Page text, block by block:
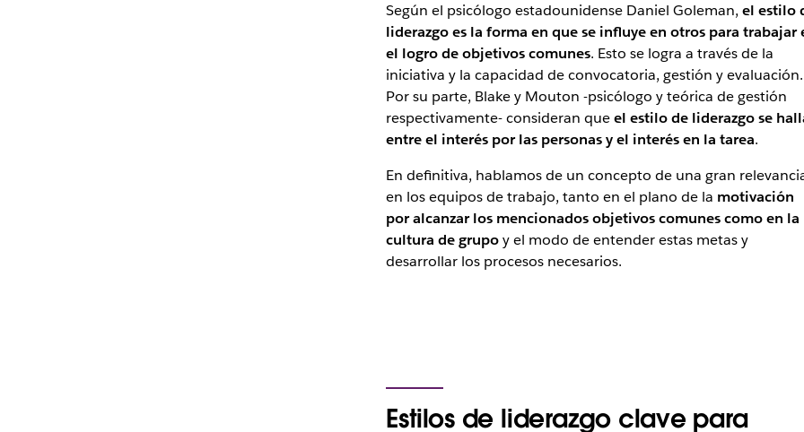
Según el psicólogo estadounidense Daniel Goleman, el estilo
liderazgo es la forma en que se influye en otros para trabajar
el logro de objetivos comunes. Esto se logra a través de la
iniciativa y la capacidad de convocatoria, gestión y evaluación.
Por su parte, Blake y Mouton -psicólogo y teórica de gestión
respectivamente- consideran queel estilo de liderazgo se
entre el interés por las personas y el interés en la tarea.
En definitiva, hablamos de un concepto de una gran
en los equipos de trabajo, tanto en el plano de la motivación
por alcanzar los mencionados objetivos comunes como en la
cultura de grupoy el modo de entender estas metas y
desarrollar los procesos necesarios.
Estilos de liderazgo clave para